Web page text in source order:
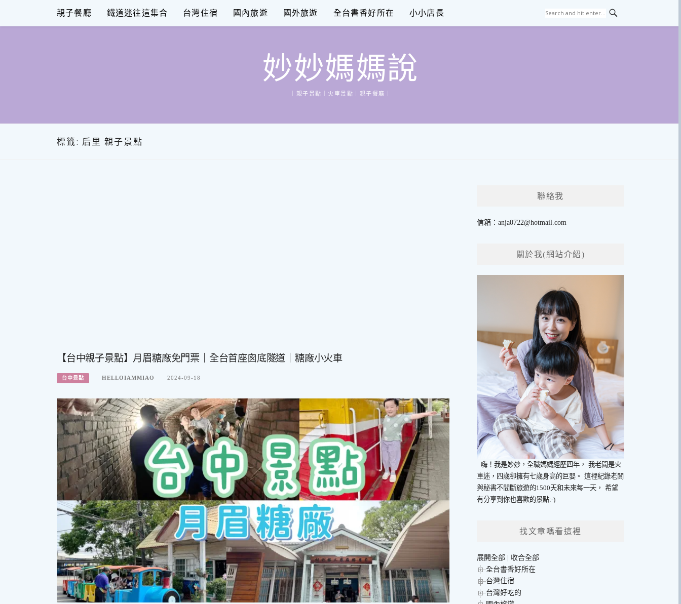
content
親子餐廳 鐵道迷往這集合 台灣住宿 國內旅遊 國外旅遊 全台書香好所在 小小店長
妙妙媽媽說
｜親子景點｜火車景點｜親子餐廳｜
標籤: 后里 親子景點
【台中親子景點】月眉糖廠免門票｜全台首座囪底隧道｜糖廠小火車
台中景點 HELLOIAMMIAO 2024-09-18
聯絡我
信箱：anja0722@hotmail.com
關於我(網站介紹)
嗨！我是妙妙，全職媽媽經歷四年，
我老闆是火
車迷，四歲卻擁有七歲身高的巨嬰。 這裡紀錄老闆
與秘書不間斷旅遊的1500天和未來每一天，
希望
有分享到你也喜歡的景點:-)
找文章嗎看這裡
展開全部
收合全部
全台書香好所在
台灣住宿
台灣好吃的